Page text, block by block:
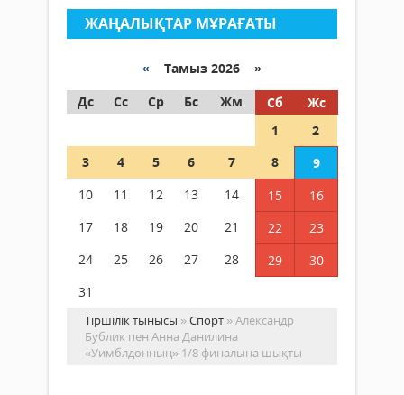
ЖАҢАЛЫҚТАР МҰРАҒАТЫ
« Тамыз 2026 »
Дс
Сс Ср Бс Жм Сб
Жс
1
2
3
4 5 6 7 8
9
10
11 12 13 14 15
16
17
18 19 20 21 22
23
24
25 26 27 28 29
30
31
Тіршілік тынысы »Спорт » Александр
Бублик пен Анна Данилина
«Уимблдонның» 1/8 финалына шықты